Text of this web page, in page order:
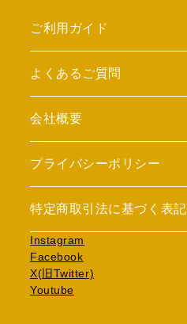
ご利用ガイド
よくあるご質問
会社概要
プライバシーポリシー
特定商取引法に基づく表記
Instagram
Facebook
X(旧Twitter)
Youtube